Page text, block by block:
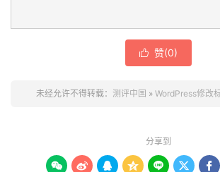
}
 赞(0)
未经允许不得转载： 测评中国 » WordPress修改
分享到
      